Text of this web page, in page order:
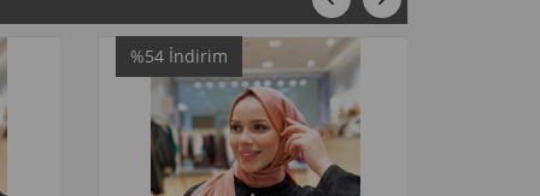
%73 İndirim